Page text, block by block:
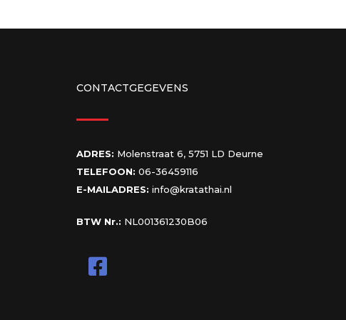
CONTACTGEGEVENS
ADRES: Molenstraat 6, 5751 LD Deurne
TELEFOON: 06-36459116
E-MAILADRES: info@kratathai.nl
BTW Nr.: NL001361230B06